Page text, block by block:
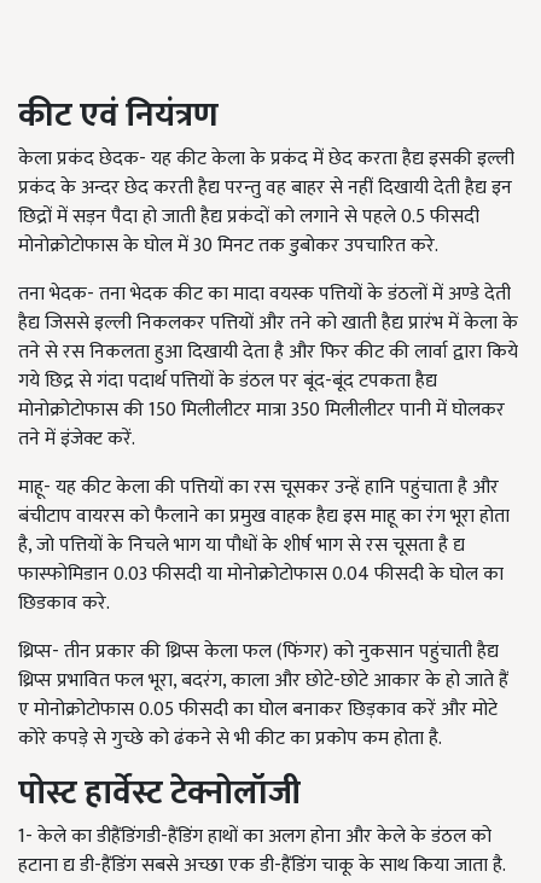
कीट एवं नियंत्रण
केला प्रकंद छेदक- यह कीट केला के प्रकंद में छेद करता हैद्य इसकी इल्ली
प्रकंद के अन्दर छेद करती हैद्य परन्तु वह बाहर से नहीं दिखायी देती हैद्य इन
छिद्रों में सड़न पैदा हो जाती हैद्य प्रकंदों को लगाने से पहले 0.5 फीसदी
मोनोक्रोटोफास के घोल में 30 मिनट तक डुबोकर उपचारित करे.
तना भेदक- तना भेदक कीट का मादा वयस्क पत्तियों के डंठलों में अण्डे देती
हैद्य जिससे इल्ली निकलकर पत्तियों और तने को खाती हैद्य प्रारंभ में केला के
तने से रस निकलता हुआ दिखायी देता है और फिर कीट की लार्वा द्वारा किये
गये छिद्र से गंदा पदार्थ पत्तियों के डंठल पर बूंद-बूंद टपकता हैद्य
मोनोक्रोटोफास की 150 मिलीलीटर मात्रा 350 मिलीलीटर पानी में घोलकर
तने में इंजेक्ट करें.
माहू- यह कीट केला की पत्तियों का रस चूसकर उन्हें हानि पहुंचाता है और
बंचीटाप वायरस को फैलाने का प्रमुख वाहक हैद्य इस माहू का रंग भूरा होता
है, जो पत्तियों के निचले भाग या पौधों के शीर्ष भाग से रस चूसता है द्य
फास्फोमिडान 0.03 फीसदी या मोनोक्रोटोफास 0.04 फीसदी के घोल का
छिडकाव करे.
थ्रिप्स- तीन प्रकार की थ्रिप्स केला फल (फिंगर) को नुकसान पहुंचाती हैद्य
थ्रिप्स प्रभावित फल भूरा, बदरंग, काला और छोटे-छोटे आकार के हो जाते हैं
ए मोनोक्रोटोफास 0.05 फीसदी का घोल बनाकर छिड़काव करें और मोटे
कोरे कपड़े से गुच्छे को ढंकने से भी कीट का प्रकोप कम होता है.
पोस्ट हार्वेस्ट टेक्नोलॉजी
1- केले का डीहैंडिंगडी-हैंडिंग हाथों का अलग होना और केले के डंठल को
हटाना द्य डी-हैंडिंग सबसे अच्छा एक डी-हैंडिंग चाकू के साथ किया जाता है.